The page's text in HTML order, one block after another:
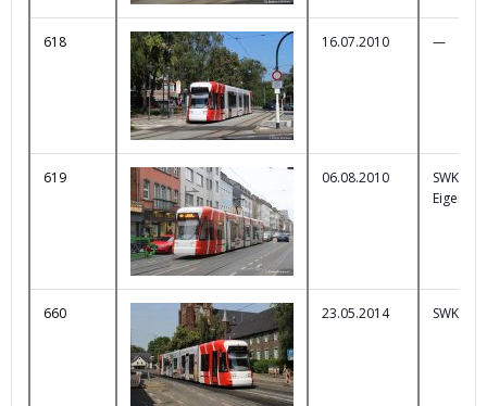
618 16.07.2010 —
619 06.08.2010
SWK
660 23.05.2014 SWK